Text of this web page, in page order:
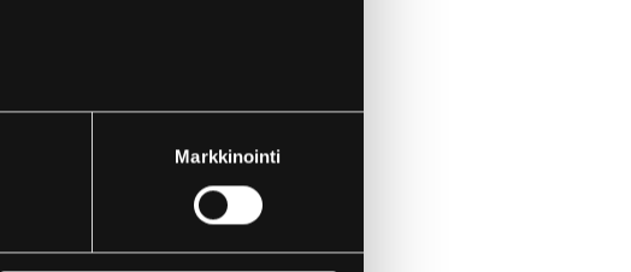
Markkinointi